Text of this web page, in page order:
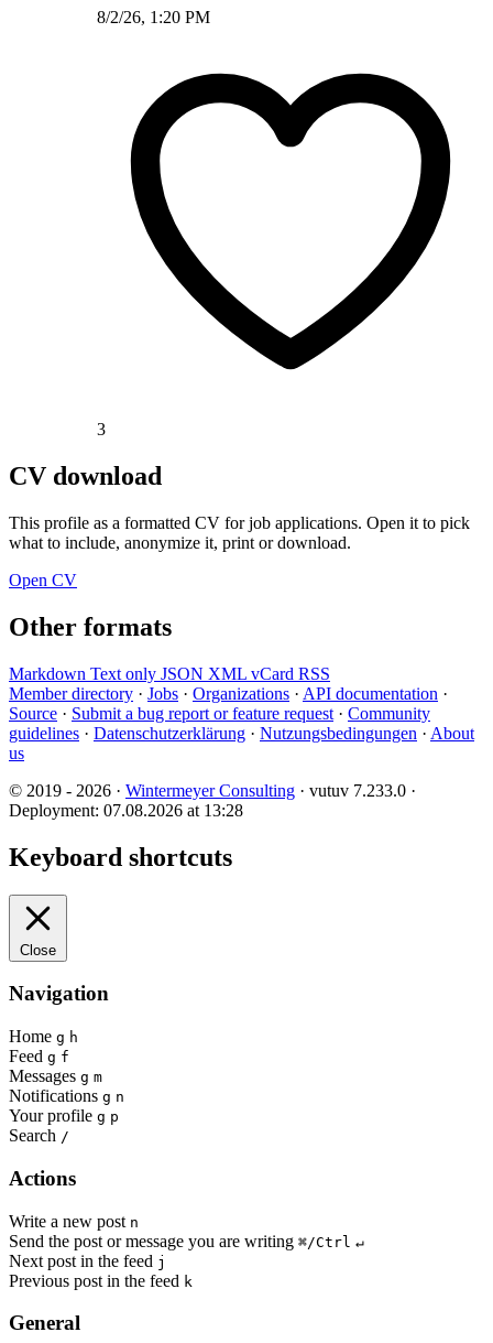
8/2/26, 1:20 PM
3
CV download
This profile as a formatted CV for job applications. Open it to pick
what to include, anonymize it, print or download.
Open CV
Other formats
Markdown Text only JSON XML vCard RSS
Member directory · Jobs · Organizations · API documentation ·
Source · Submit a bug report or feature request · Community
guidelines · Datenschutzerklärung · Nutzungsbedingungen · About
us
© 2019 - 2026 · Wintermeyer Consulting · vutuv 7.233.0 ·
Deployment: 07.08.2026 at 13:28
Keyboard shortcuts
Close
Navigation
Home g h
Feed g f
Messages g m
Notifications g n
Your profile g p
Search /
Actions
Write a new post n
Send the post or message you are writing ⌘/Ctrl ↵
Next post in the feed j
Previous post in the feed k
General